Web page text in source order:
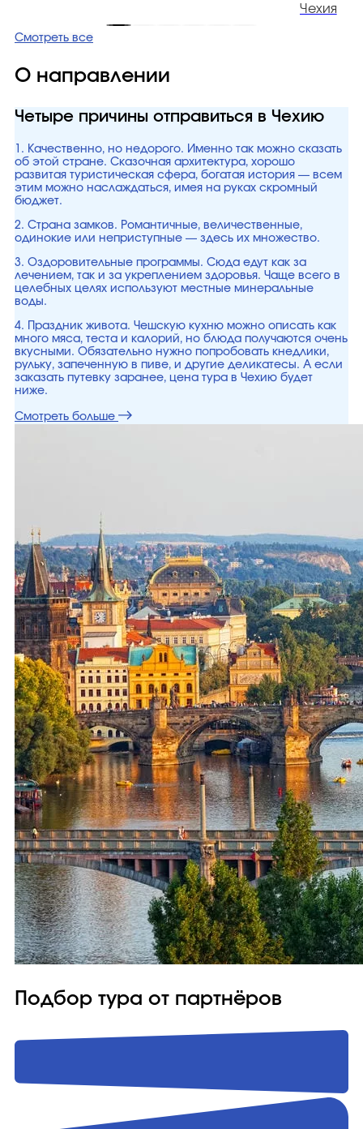
Чехия
Смотреть все
О направлении
Четыре причины отправиться в Чехию
1. Качественно, но недорого. Именно так можно сказать
об этой стране. Сказочная архитектура, хорошо
развитая туристическая сфера, богатая история — всем
этим можно наслаждаться, имея на руках скромный
бюджет.
2. Страна замков. Романтичные, величественные,
одинокие или неприступные — здесь их множество.
3. Оздоровительные программы. Сюда едут как за
лечением, так и за укреплением здоровья. Чаще всего в
целебных целях используют местные минеральные
воды.
4. Праздник живота. Чешскую кухню можно описать как
много мяса, теста и калорий, но блюда получаются очень
вкусными. Обязательно нужно попробовать кнедлики,
рульку, запеченную в пиве, и другие деликатесы. А если
заказать путевку заранее, цена тура в Чехию будет
ниже.
Смотреть больше
Подбор тура от партнёров